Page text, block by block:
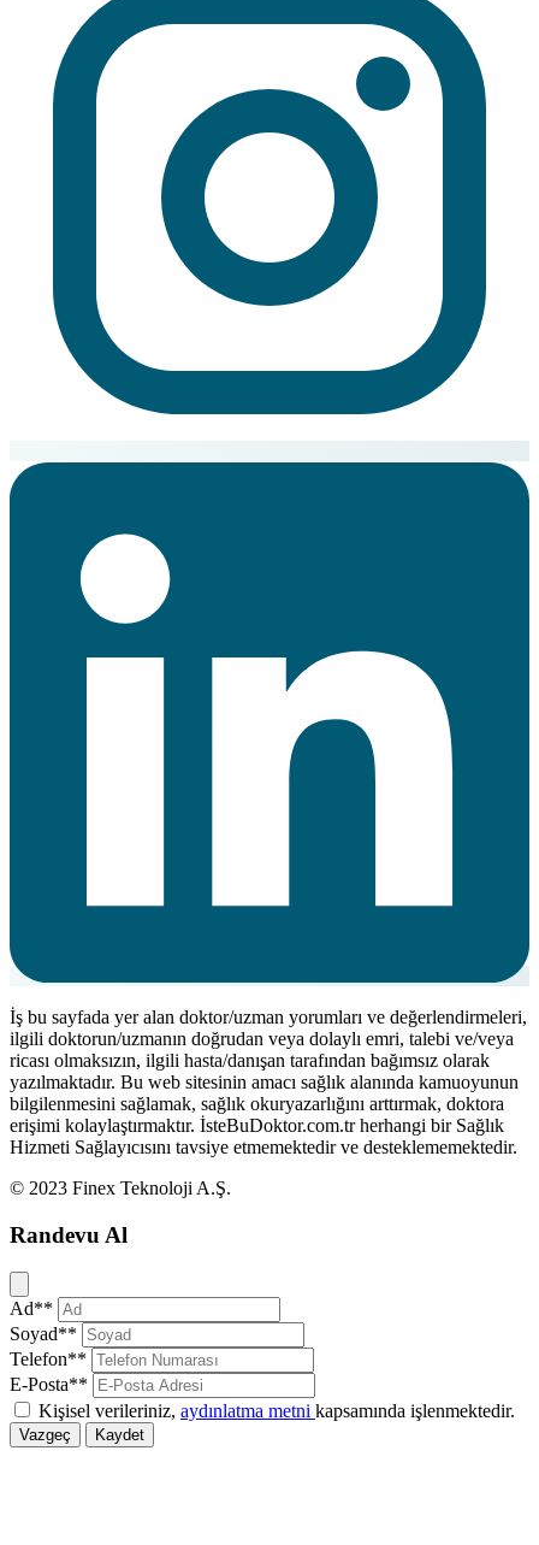
İş bu sayfada yer alan doktor/uzman yorumları ve değerlendirmeleri,
ilgili doktorun/uzmanın doğrudan veya dolaylı emri, talebi ve/veya
ricası olmaksızın, ilgili hasta/danışan tarafından bağımsız olarak
yazılmaktadır. Bu web sitesinin amacı sağlık alanında kamuoyunun
bilgilenmesini sağlamak, sağlık okuryazarlığını arttırmak, doktora
erişimi kolaylaştırmaktır. İsteBuDoktor.com.tr herhangi bir Sağlık
Hizmeti Sağlayıcısını tavsiye etmemektedir ve desteklememektedir.
© 2023 Finex Teknoloji A.Ş.
Randevu Al
Kapat
Ad**
Soyad**
Telefon**
E-Posta**
Kişisel verileriniz, aydınlatma metni kapsamında işlenmektedir.
Vazgeç Kaydet